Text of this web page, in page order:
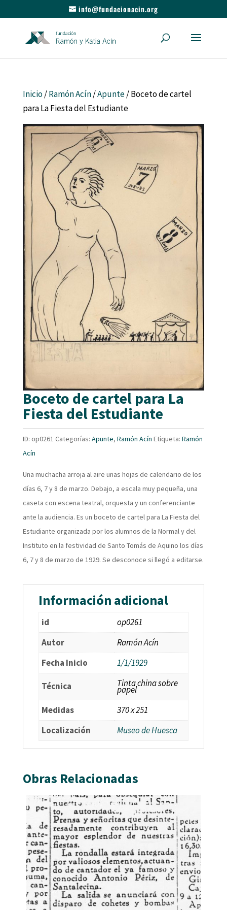
info@fundacionacin.org
Inicio/Ramón Acín/Apunte/ Boceto de cartel
para La Fiesta del Estudiante
Boceto de cartel para La
Fiesta del Estudiante
ID: op0261 Categorías: Apunte, Ramón Acín Etiqueta: Ramón
Acín
Una muchacha arroja al aire unas hojas de calendario de los
días 6, 7 y 8 de marzo. Debajo, a escala muy pequeña, una
caseta con escena teatral, orquesta y un conferenciante
ante la audiencia. Es un boceto de cartel para La Fiesta del
Estudiante organizada por los alumnos de la Normal y del
Instituto en la festividad de Santo Tomás de Aquino los días
6, 7 y 8 de marzo de 1929. Se desconoce si llegó a editarse.
Información adicional
id
op0261
Autor
Ramón Acín
Fecha Inicio
1/1/1929
Técnica Tinta china sobre
papel
Medidas
370 x 251
Localización
Museo de Huesca
Obras Relacionadas